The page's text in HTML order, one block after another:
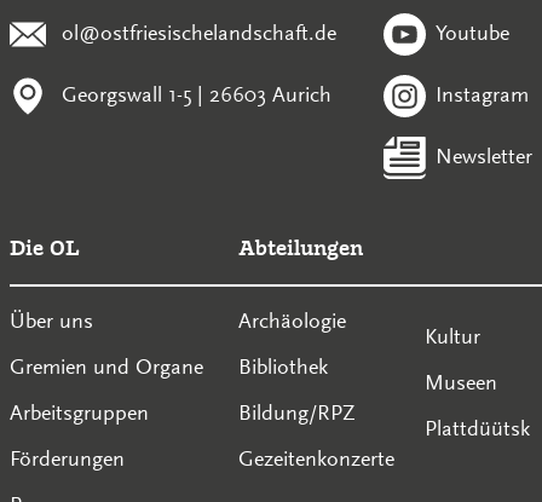
ol@ostfriesischelandschaft.de
Georgswall 1-5 | 26603 Aurich
Youtube
Instagram
Newsletter
Die OL
Über uns
Gremien und Organe
Arbeitsgruppen
Förderungen
Abteilungen
Archäologie
Bibliothek
Bildung/RPZ
Gezeitenkonzerte
Kultur
Museen
Plattdüütsk